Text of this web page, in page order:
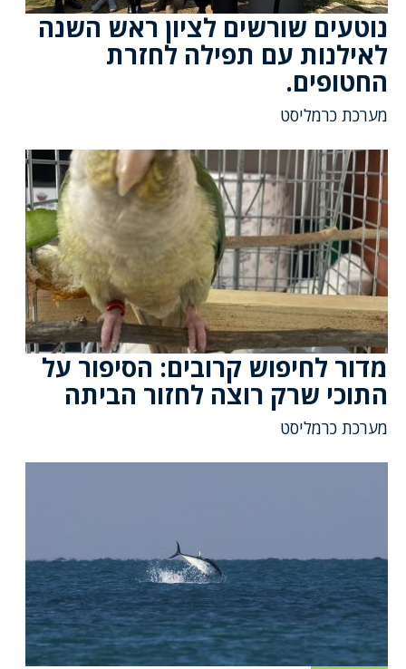
נוטעים שורשים לציון ראש השנה
לאילנות עם תפילה לחזרת
החטופים.
מערכת כרמליסט
מדור לחיפוש קרובים: הסיפור על
התוכי שרק רוצה לחזור הביתה
מערכת כרמליסט